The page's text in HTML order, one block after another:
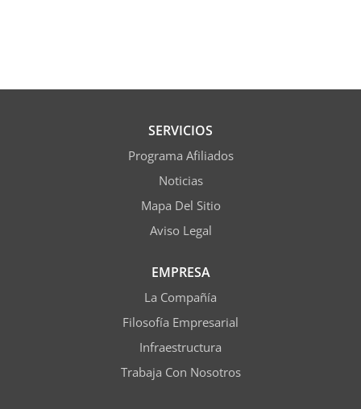
SERVICIOS
Programa Afiliados
Noticias
Mapa Del Sitio
Aviso Legal
EMPRESA
La Compañía
Filosofía Empresarial
Infraestructura
Trabaja Con Nosotros